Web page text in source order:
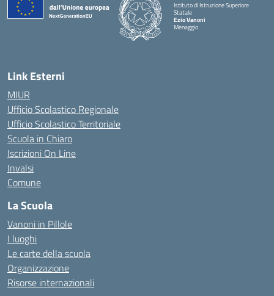
Istituto di Istruzione Superiore
Statale
Ezio Vanoni
Menaggio
— Visita la pagina iniziale della scuola
Link Esterni
MIUR
Ufficio Scolastico Regionale
Ufficio Scolastico Territoriale
Scuola in Chiaro
Iscrizioni On Line
Invalsi
Comune
La Scuola
Vanoni in Pillole
I luoghi
Le carte della scuola
Organizzazione
Risorse internazionali